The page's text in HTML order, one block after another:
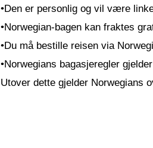
•Den er personlig og vil være
•Norwegian-bagen kan fraktes
•Du må bestille reisen via
•Norwegians bagasjeregler
Utover dette gjelder Norwegians